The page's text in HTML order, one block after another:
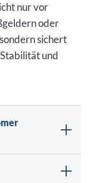
nur vor
oder
sichert
und